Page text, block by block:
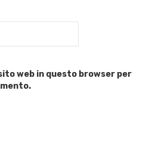
web in questo browser per